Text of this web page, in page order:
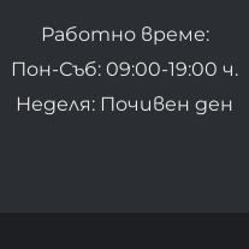
Работно време:
Пон-Съб: 09:00-19:00 ч.
Неделя: Почивен ден